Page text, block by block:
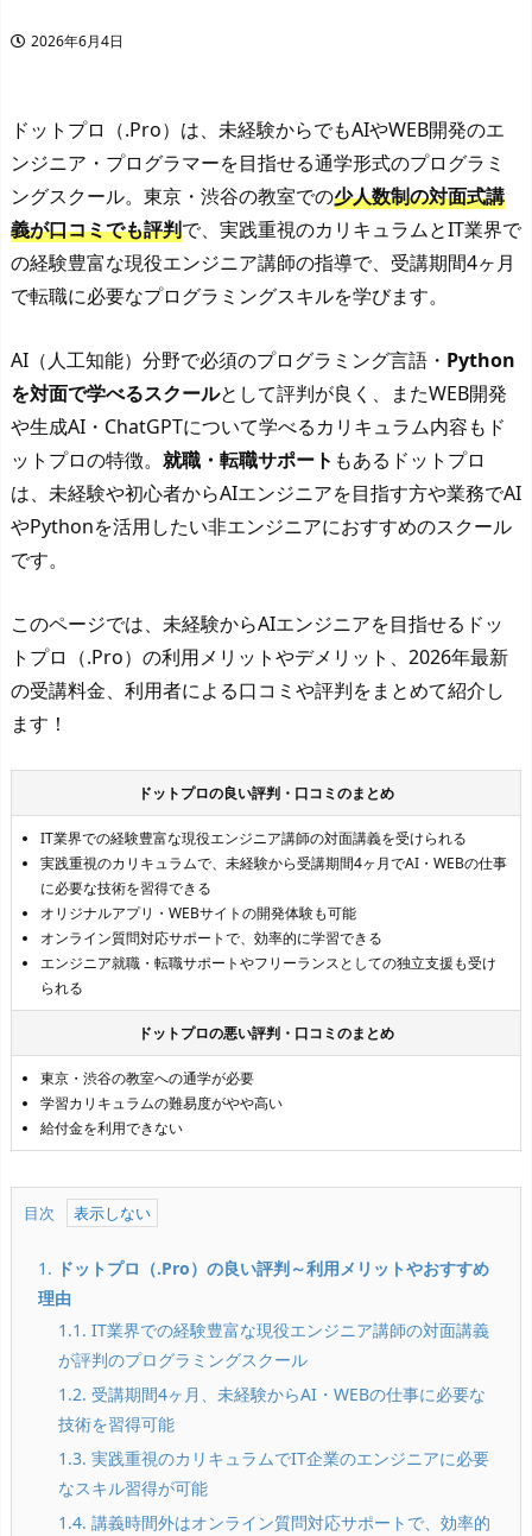
2026年6月4日
ドットプロ（.Pro）は、未経験からでもAIやWEB開発のエ
ンジニア・プログラマーを目指せる通学形式のプログラミ
ングスクール。東京・渋谷の教室での少人数制の対面式講
義が口コミでも評判で、実践重視のカリキュラムとIT業界で
の経験豊富な現役エンジニア講師の指導で、受講期間4ヶ月
で転職に必要なプログラミングスキルを学びます。
AI（人工知能）分野で必須のプログラミング言語・ Python
を対面で学べるスクールとして評判が良く、またWEB開発
や生成AI・ChatGPTについて学べるカリキュラム内容もド
ットプロの特徴。 就職・転職サポート もあるドットプロ
は、未経験や初心者からAIエンジニアを目指す方や業務でAI
やPythonを活用したい非エンジニアにおすすめのスクール
です。
このページでは、未経験からAIエンジニアを目指せるドッ
トプロ（.Pro）の利用メリットやデメリット、2026年最新
の受講料金、利用者による口コミや評判をまとめて紹介し
ます！
ドットプロの良い評判・口コミのまとめ
IT業界での経験豊富な現役エンジニア講師の対面講義を受けられる
実践重視のカリキュラムで、未経験から受講期間4ヶ月でAI・WEBの仕事
に必要な技術を習得できる
オリジナルアプリ・WEBサイトの開発体験も可能
オンライン質問対応サポートで、効率的に学習できる
エンジニア就職・転職サポートやフリーランスとしての独立支援も受け
られる
ドットプロの悪い評判・口コミのまとめ
東京・渋谷の教室への通学が必要
学習カリキュラムの難易度がやや高い
給付金を利用できない
目次
1. ドットプロ（.Pro）の良い評判～利用メリットやおすすめ
理由
1.1. IT業界での経験豊富な現役エンジニア講師の対面講義
が評判のプログラミングスクール
1.2. 受講期間4ヶ月、未経験からAI・WEBの仕事に必要な
技術を習得可能
1.3. 実践重視のカリキュラムでIT企業のエンジニアに必要
なスキル習得が可能
1.4. 講義時間外はオンライン質問対応サポートで、効率的